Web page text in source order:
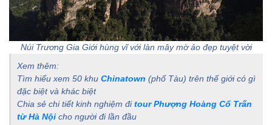
Núi Trương Gia Giới hùng vĩ với làn mây mờ ảo đẹp tuyệt vời
Xem thêm:
Tìm hiểu xem 50 khu Chinatown (phố Tàu) trên thế giới có gì
đặc biệt và khác biệt
Chia sẻ chi tiết kinh nghiệm đitour Phượng Hoàng Cổ Trấn
từ Hà Nội cho người đi lần đầu